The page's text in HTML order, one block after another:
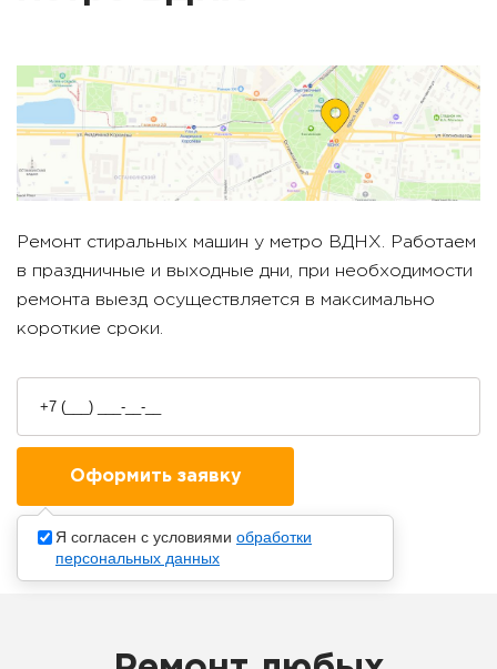
Ремонт стиральных машин у метро ВДНХ . Работаем
в праздничные и выходные дни, при необходимости
ремонта выезд осуществляется в максимально
короткие сроки.
Я согласен с условиями обработки
персональных данных